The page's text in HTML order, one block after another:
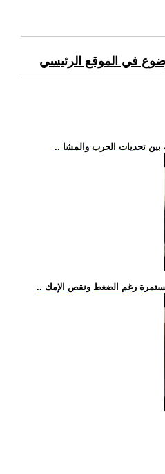
في الموقع الرئيسي
بين تحديات الحرب والمشا
مستمرة رغم الضغط ونقص الإمك